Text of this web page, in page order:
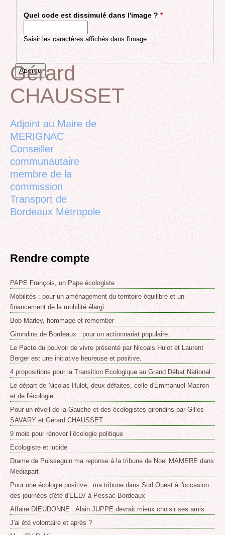
Quel code est dissimulé dans l'image ? *
Saisir les caractères affichés dans l'image.
Back
to
Gérard
CHAUSSET
Adjoint au Maire de
MERIGNAC
Conseiller
communautaire
membre de la
commission
Transport de
Bordeaux Métropole
Rendre compte
PAPE François, un Pape écologiste
Mobilités : pour un aménagement du territoire équilibré et un
financement de la mobilité élargi.
Bob Marley, hommage et remember
Girondins de Bordeaux : pour un actionnariat populaire.
Le Pacte du pouvoir de vivre présenté par Nicoals Hulot et Laurent
Berger est une initiative heureuse et positive.
4 propositions pour la Transition Ecologique au Grand Débat National
Le départ de Nicolas Hulot, deux défaites, celle d'Emmanuel Macron
et de l'écologie.
Pour un réveil de la Gauche et des écologistes girondins par Gilles
SAVARY et Gérard CHAUSSET
9 mois pour rénover l’écologie politique
Ecologiste et lucide
Drame de Puisseguin ma reponse á la tribune de Noel MAMERE dans
Mediapart
Pour une écologie positive : ma tribune dans Sud Ouest à l'occasion
des journées d'été d'EELV à Pessac Bordeaux
Affaire DIEUDONNE : Alain JUPPE devrait mieux choisir ses amis
J'ai été volontaire et après ?